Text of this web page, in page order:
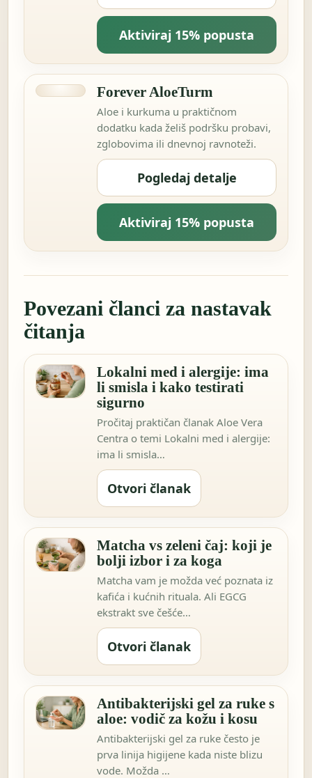
Aktiviraj 15% popusta
Forever AloeTurm
Aloe i kurkuma u praktičnom
dodatku kada želiš podršku probavi,
zglobovima ili dnevnoj ravnoteži.
Pogledaj detalje
Aktiviraj 15% popusta
Povezani članci za nastavak
čitanja
Lokalni med i alergije: ima
li smisla i kako testirati
sigurno
Pročitaj praktičan članak Aloe Vera
Centra o temi Lokalni med i alergije:
ima li smisla…
Otvori članak
Matcha vs zeleni čaj: koji je
bolji izbor i za koga
Matcha vam je možda već poznata iz
kafića i kućnih rituala. Ali EGCG
ekstrakt sve češće…
Otvori članak
Antibakterijski gel za ruke s
aloe: vodič za kožu i kosu
Antibakterijski gel za ruke često je
prva linija higijene kada niste blizu
vode. Možda …